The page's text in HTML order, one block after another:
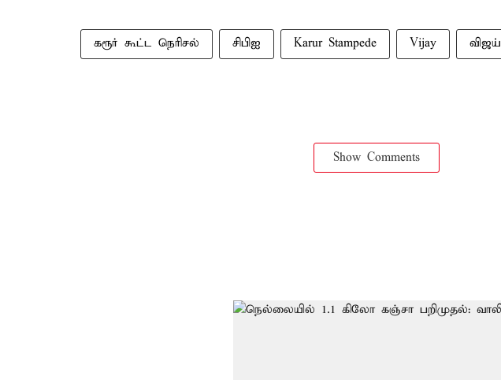
கரூர் கூட்ட நெரிசல் சிபிஐ Karur Stampede Vijay விஜய்
Show Comments